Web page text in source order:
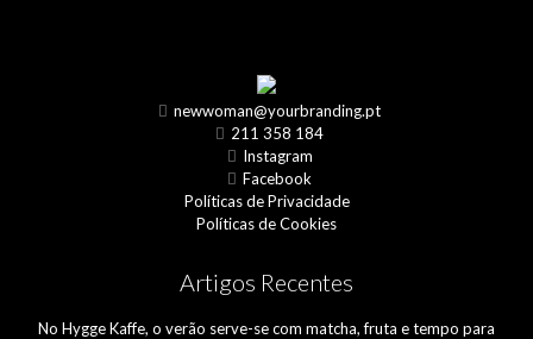
newwoman@yourbranding.pt
211 358 184
Instagram
Facebook
Políticas de Privacidade
Políticas de Cookies
Artigos Recentes
No Hygge Kaffe, o verão serve-se com matcha, fruta e tempo para